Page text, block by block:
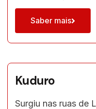
Saber mais
Kuduro
Surgiu nas ruas de